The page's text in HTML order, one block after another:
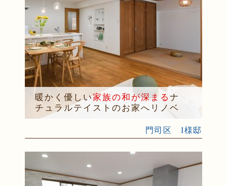
暖かく優しい家族の和が深まる ナ
チュラルテイストのお家へリノベ
門司区 I様邸